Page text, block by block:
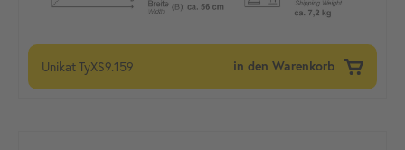
UnikatTyXS9.159 in den Warenkorb